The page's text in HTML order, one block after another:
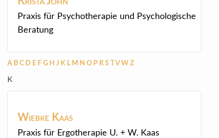
Praxis für Psychotherapie und Psychologische
Beratung
A B C D E F G H J K L M N O P R S V W Z
K
Wiebke Kaas
Praxis für Ergotherapie U. + W. Kaas